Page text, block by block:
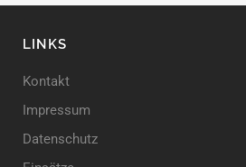
LINKS
Kontakt
Impressum
Datenschutz